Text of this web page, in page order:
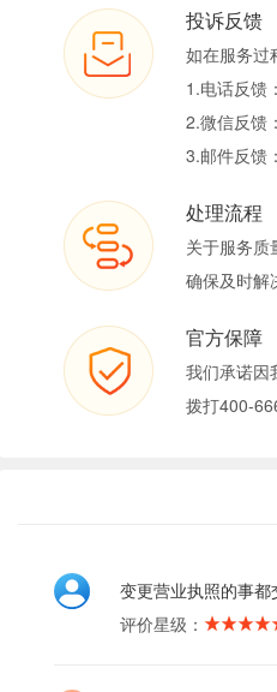
投诉反馈
如在服务过
1.电话反馈
2.微信反馈
3.邮件反馈
处理流程
关于服务质
确保及时解
官方保障
我们承诺因
拨打400-
变更营业执照的事
评价星级：